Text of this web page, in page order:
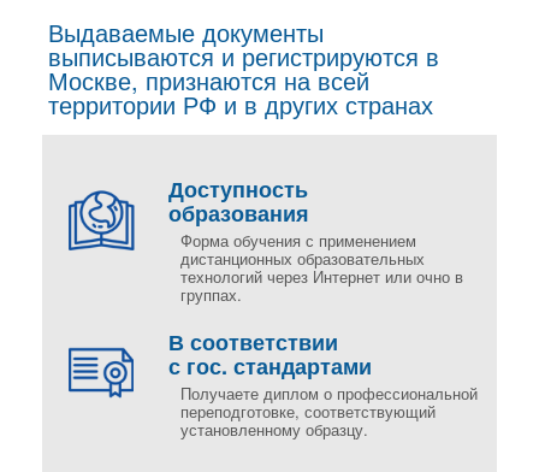
Выдаваемые документы
выписываются и регистрируются в
Москве, признаются на всей
территории РФ и в других странах
Доступность
образования
Форма обучения с применением
дистанционных образовательных
технологий через Интернет или очно в
группах.
В соответствии
с гос. стандартами
Получаете диплом о профессиональной
переподготовке, соответствующий
установленному образцу.